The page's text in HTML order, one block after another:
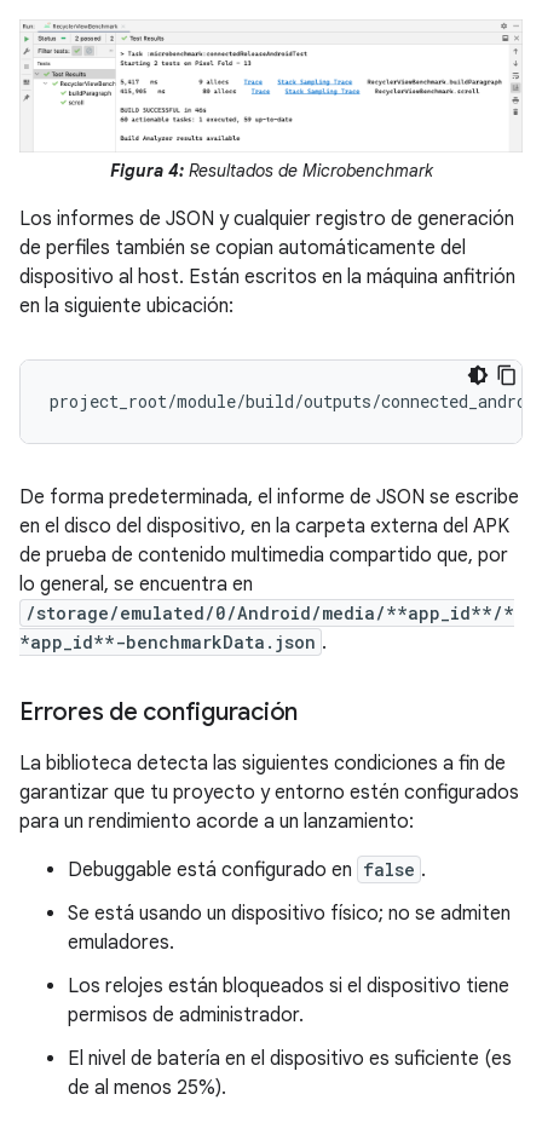
Figura 4:Resultados de Microbenchmark
Los informes de JSON y cualquier registro de generación
de perfiles también se copian automáticamente del
dispositivo al host. Están escritos en la máquina anfitrión
en la siguiente ubicación:
De forma predeterminada, el informe de JSON se escribe
en el disco del dispositivo, en la carpeta externa del APK
de prueba de contenido multimedia compartido que, por
lo general, se encuentra en
/storage/emulated/0/Android/media/**app_id**/*
*app_id**-benchmarkData.json .
Errores de configuración
La biblioteca detecta las siguientes condiciones a fin de
garantizar que tu proyecto y entorno estén configurados
para un rendimiento acorde a un lanzamiento:
Debuggable está configurado en false .
Se está usando un dispositivo físico; no se admiten
emuladores.
Los relojes están bloqueados si el dispositivo tiene
permisos de administrador.
El nivel de batería en el dispositivo es suficiente (es
de al menos 25%).